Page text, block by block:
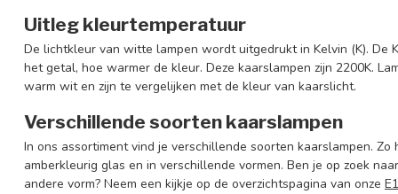
Uitleg kleurtemperatuur
De lichtkleur van witte lampen wordt uitgedrukt in Kelvin (K). De
het getal, hoe warmer de kleur. Deze kaarslampen zijn 2200K.
warm wit en zijn te vergelijken met de kleur van kaarslicht.
Verschillende soorten kaarslampen
In ons assortiment vind je verschillende soorten kaarslampen.
amberkleurig glas en in verschillende vormen. Ben je op zoek
andere vorm? Neem een kijkje op de overzichtspagina van onze